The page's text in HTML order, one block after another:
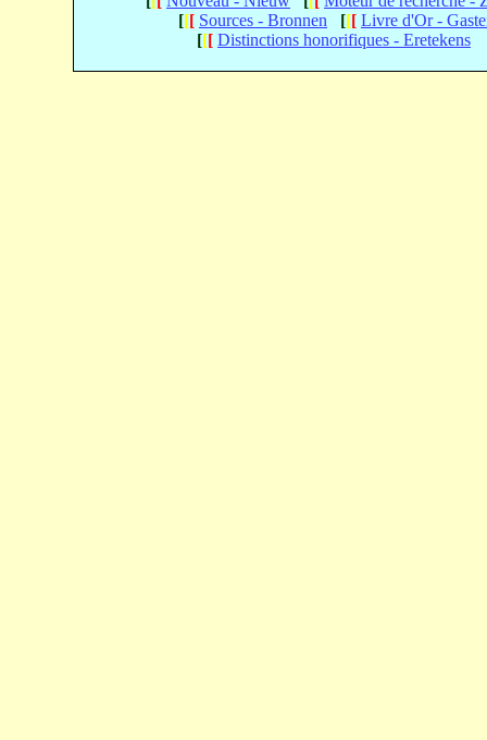
[[[ Sources - Bronnen [[[ Livre d'Or -
[[[ Distinctions honorifiques - Eretekens